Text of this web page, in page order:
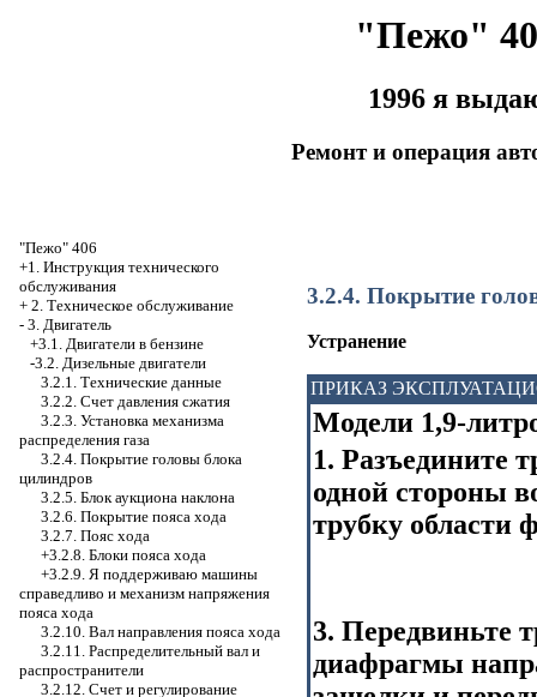
"Пежо"
1996 я
Ремонт и операция
"Пежо" 406
+1. Инструкция технического
обслуживания
+ 2. Техническое обслуживание
- 3. Двигатель
+3.1. Двигатели в бензине
-3.2. Дизельные двигатели
3.2.1. Технические данные
3.2.2. Счет давления сжатия
3.2.3. Установка механизма
распределения газа
3.2.4. Покрытие головы блока
цилиндров
3.2.5. Блок аукциона наклона
3.2.6. Покрытие пояса хода
3.2.7. Пояс хода
+3.2.8. Блоки пояса хода
+3.2.9. Я поддерживаю машины
справедливо и механизм напряжения
пояса хода
3.2.10. Вал направления пояса хода
3.2.11. Распределительный вал и
распространители
3.2.12. Счет и регулирование
3.2.4. Покрытие
Устранение
ПРИКАЗ
Модели 1,9-
1. Разъедините
одной стороны
трубку области
3. Передвиньте
диафрагмы